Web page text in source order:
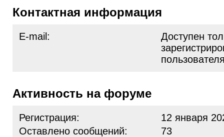
Контактная информация
E-mail:
Доступен
Активность на форуме
Регистрация:
12 января
Оставлено сообщений:
73